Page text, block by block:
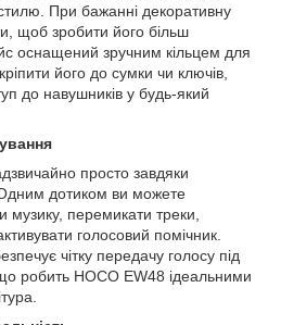
При бажанні декоративну
щоб зробити його більш
оснащений зручним кільцем для
його до сумки чи ключів,
до навушників у будь-який
просто завдяки
дотиком ви можете
музику, перемикати треки,
голосовий помічник.
чітку передачу голосу під
робить HOCO EW48 ідеальними